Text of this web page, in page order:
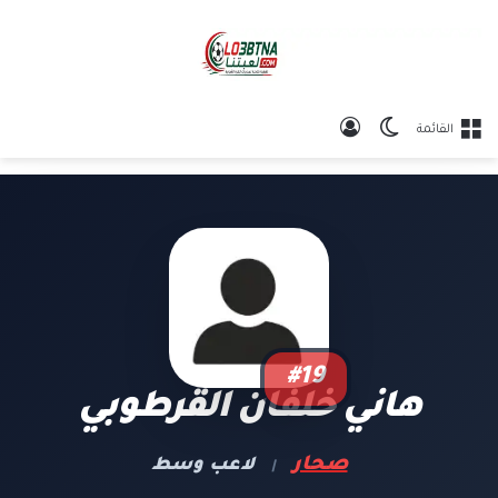
القائمة الوضع المظلم
#19
هاني خلفان القرطوبي
صحار | لاعب وسط